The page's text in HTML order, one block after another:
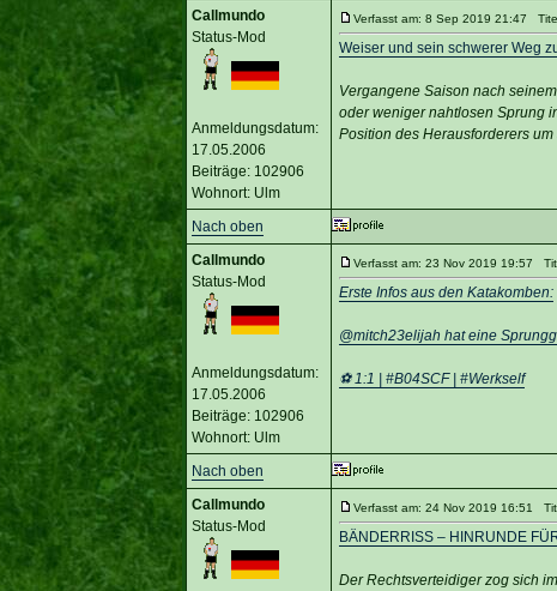
Callmundo
Status-Mod
Anmeldungsdatum:
17.05.2006
Beiträge: 102906
Wohnort: Ulm
Verfasst am: 8 Sep 2019 21:47
Weiser und sein schwerer Weg
Vergangene Saison nach
oder weniger nahtlosen Sprung
Position des Herausforderers
Nach oben
Callmundo
Status-Mod
Anmeldungsdatum:
17.05.2006
Beiträge: 102906
Wohnort: Ulm
Verfasst am: 23 Nov 2019 19:57
Erste Infos aus den Katakomben:
@mitch23elijah hat eine
⚽️ 1:1 | #B04SCF | #Werkself
Nach oben
Callmundo
Status-Mod
Verfasst am: 24 Nov 2019 16:51
BÄNDERRISS – HINRUNDE
Der Rechtsverteidiger zog sich